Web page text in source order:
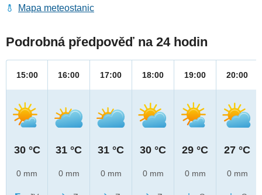
Mapa meteostanic
Podrobná předpověď na 24 hodin
15:00
30 °C
0 mm
16:00
31 °C
0 mm
17:00
31 °C
0 mm
18:00
30 °C
0 mm
19:00
29 °C
0 mm
20:00
27 °C
0 mm